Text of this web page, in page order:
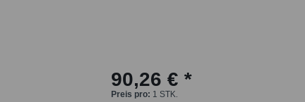
90,26 € *
Preis pro: 1 STK.